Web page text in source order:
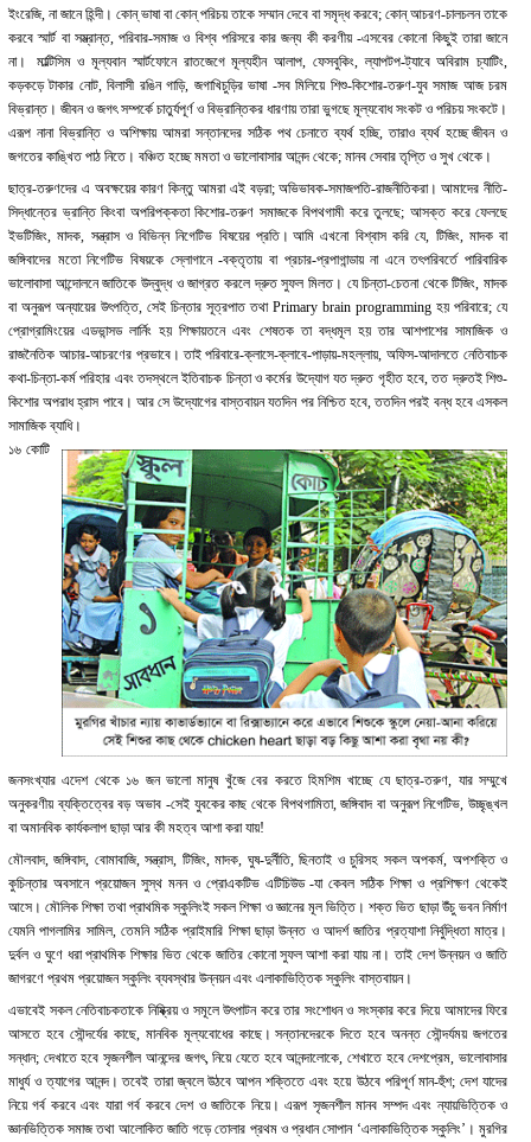
ইংরেজি, না জানে হিন্দী। কোন্ ভাষা বা কোন্ পরিচয় তাকে সম্মান দেবে বা সমৃদ্ধ করবে; কোন্ আচরণ-চালচলন তাকে
করবে স্মার্ট বা সম্ভ্রান্ত, পরিবার-সমাজ ও বিশ্ব পরিসরে কার জন্য কী করণীয় -এসবের কোনো কিছুই তারা জানে
না। মাল্টিসিম ও মূল্যবান স্মার্টফোনে রাতজেগে মূল্যহীন আলাপ, ফেসবুকিং, ল্যাপটপ-ট্যাবে অবিরাম চ্যাটিং,
কড়কড়ে টাকার নোট, বিলাসী রঙিন গাড়ি, জগাখিচুড়ির ভাষা -সব মিলিয়ে শিশু-কিশোর-তরুণ-যুব সমাজ আজ চরম
বিভ্রান্ত। জীবন ও জগৎ সম্পর্কে চাতুর্যপূর্ণ ও বিভ্রান্তিকর ধারণায় তারা ভুগছে মূল্যবোধ সংকট ও পরিচয় সংকটে।
এরূপ নানা বিভ্রান্তি ও অশিক্ষায় আমরা সন্তানদের সঠিক পথ চেনাতে ব্যর্থ হচ্ছি, তারাও ব্যর্থ হচ্ছে জীবন ও
জগতের কাঙ্খিত পাঠ নিতে। বঞ্চিত হচ্ছে মমতা ও ভালোবাসার আনন্দ থেকে; মানব সেবার তৃপ্তি ও সুখ থেকে।
ছাত্র-তরুণদের এ অবক্ষয়ের কারণ কিন্তু আমরা এই বড়রা; অভিভাবক-সমাজপতি-রাজনীতিকরা। আমাদের নীতি-
সিদ্ধান্তের ভ্রান্তি কিংবা অপরিপক্কতা কিশোর-তরুণ সমাজকে বিপথগামী করে তুলছে; আসক্ত করে ফেলছে
ইভটিজিং, মাদক, সন্ত্রাস ও বিভিন্ন নিগেটিভ বিষয়ের প্রতি। আমি এখনো বিশ্বাস করি যে, টিজিং, মাদক বা
জঙ্গিবাদের মতো নিগেটিভ বিষয়কে স্লোগানে -বক্তৃতায় বা প্রচার-প্রপাগান্ডায় না এনে তৎপরিবর্তে পারিবারিক
ভালোবাসা আন্দোলনে জাতিকে উদ্বুদ্ধ ও জাগ্রত করলে দ্রুত সুফল মিলত। যে চিন্তা-চেতনা থেকে টিজিং, মাদক
বা অনুরূপ অন্যায়ের উৎপত্তি, সেই চিন্তার সূত্রপাত তথা Primary brain programming হয় পরিবারে; যে
প্রোগ্রামিংয়ের এডভান্সড লার্নিং হয় শিক্ষায়তনে এবং শেষতক তা বদ্ধমূল হয় তার আশপাশের সামাজিক ও
রাজনৈতিক আচার-আচরণের প্রভাবে। তাই পরিবারে-ক্লাসে-ক্লাবে-পাড়ায়-মহল্লায়, অফিস-আদালতে নেতিবাচক
কথা-চিন্তা-কর্ম পরিহার এবং তদস্থলে ইতিবাচক চিন্তা ও কর্মের উদ্যোগ যত দ্রুত গৃহীত হবে, তত দ্রুতই শিশু-
কিশোর অপরাধ হ্রাস পাবে। আর সে উদ্যোগের বাস্তবায়ন যতদিন পর নিশ্চিত হবে, ততদিন পরই বন্ধ হবে এসকল
সামাজিক ব্যাধি।
১৬ কোটি
জনসংখ্যার এদেশ থেকে ১৬ জন ভালো মানুষ খুঁজে বের করতে হিমশিম খাচ্ছে যে ছাত্র-তরুণ, যার সম্মুখে
অনুকরণীয় ব্যক্তিত্বের বড় অভাব -সেই যুবকের কাছ থেকে বিপথগামিতা, জঙ্গিবাদ বা অনুরূপ নিগেটিভ, উচ্ছৃঙ্খল
বা অমানবিক কার্যকলাপ ছাড়া আর কী মহত্ব আশা করা যায়!
মৌলবাদ, জঙ্গিবাদ, বোমাবাজি, সন্ত্রাস, টিজিং, মাদক, ঘুষ-দুর্নীতি, ছিনতাই ও চুরিসহ সকল অপকর্ম, অপশক্তি ও
কুচিন্তার অবসানে প্রয়োজন সুস্থ মনন ও প্রোএকটিভ এটিচিউড -যা কেবল সঠিক শিক্ষা ও প্রশিক্ষণ থেকেই
আসে। মৌলিক শিক্ষা তথা প্রাথমিক স্কুলিংই সকল শিক্ষা ও জ্ঞানের মূল ভিত্তি। শক্ত ভিত ছাড়া উঁচু ভবন নির্মাণ
যেমনি পাগলামির সামিল, তেমনি সঠিক প্রাইমারি শিক্ষা ছাড়া উন্নত ও আদর্শ জাতির প্রত্যাশা নির্বুদ্ধিতা মাত্র।
দুর্বল ও ঘুণে ধরা প্রাথমিক শিক্ষার ভিত থেকে জাতির কোনো সুফল আশা করা যায় না। তাই দেশ উন্নয়ন ও জাতি
জাগরণে প্রথম প্রয়োজন স্কুলিং ব্যবস্থার উন্নয়ন এবং এলাকাভিত্তিক স্কুলিং বাস্তবায়ন।
এভাবেই সকল নেতিবাচকতাকে নিষ্ক্রিয় ও সমূলে উৎপাটন করে তার সংশোধন ও সংস্কার করে দিয়ে আমাদের ফিরে
আসতে হবে সৌন্দর্যের কাছে, মানবিক মূল্যবোধের কাছে। সন্তানদেরকে দিতে হবে অনন্ত সৌন্দর্যময় জগতের
সন্ধান; দেখাতে হবে সৃজনশীল আনন্দের জগৎ, নিয়ে যেতে হবে আনন্দালোকে, শেখাতে হবে দেশপ্রেম, ভালোবাসার
মাধুর্য ও ত্যাগের আনন্দ। তবেই তারা জ্বলে উঠবে আপন শক্তিতে এবং হয়ে উঠবে পরিপূর্ণ মান-হুঁশ; দেশ যাদের
নিয়ে গর্ব করবে এবং যারা গর্ব করবে দেশ ও জাতিকে নিয়ে। এরূপ সৃজনশীল মানব সম্পদ এবং ন্যায়ভিত্তিক ও
জ্ঞানভিত্তিক সমাজ তথা আলোকিত জাতি গড়ে তোলার প্রথম ও প্রধান সোপান ‘এলাকাভিত্তিক স্কুলিং’। মুরগির